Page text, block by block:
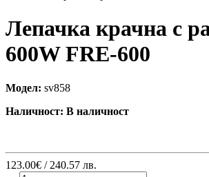
Лепачка крачна с
600W FRE-600
Модел: sv858
Наличност: В наличност
123.00€ / 240.57 лв.